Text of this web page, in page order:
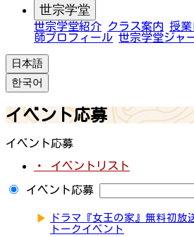
世宗学堂
世宗学堂紹介 クラス案内 授業
師プロフィール 世宗学堂ジャ
日本語
한국어
イベント応募
イベント応募
・ イベントリスト
イベント応募
▶
ドラマ『女王の家』無料初放
トークイベント